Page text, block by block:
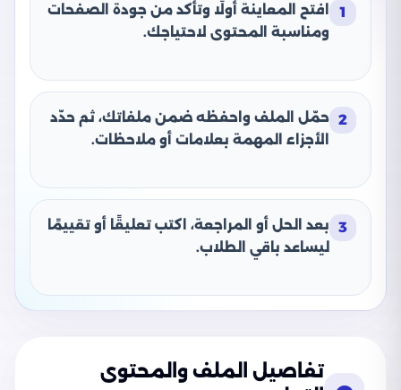
1
افتح المعاينة أولًا وتأكد من جودة الصفحات
ومناسبة المحتوى لاحتياجك.
2 حمّل الملف واحفظه ضمن ملفاتك، ثم حدّد
الأجزاء المهمة بعلامات أو ملاحظات.
3
بعد الحل أو المراجعة، اكتب تعليقًا أو تقييمًا
ليساعد باقي الطلاب.
تفاصيل الملف والمحتوى